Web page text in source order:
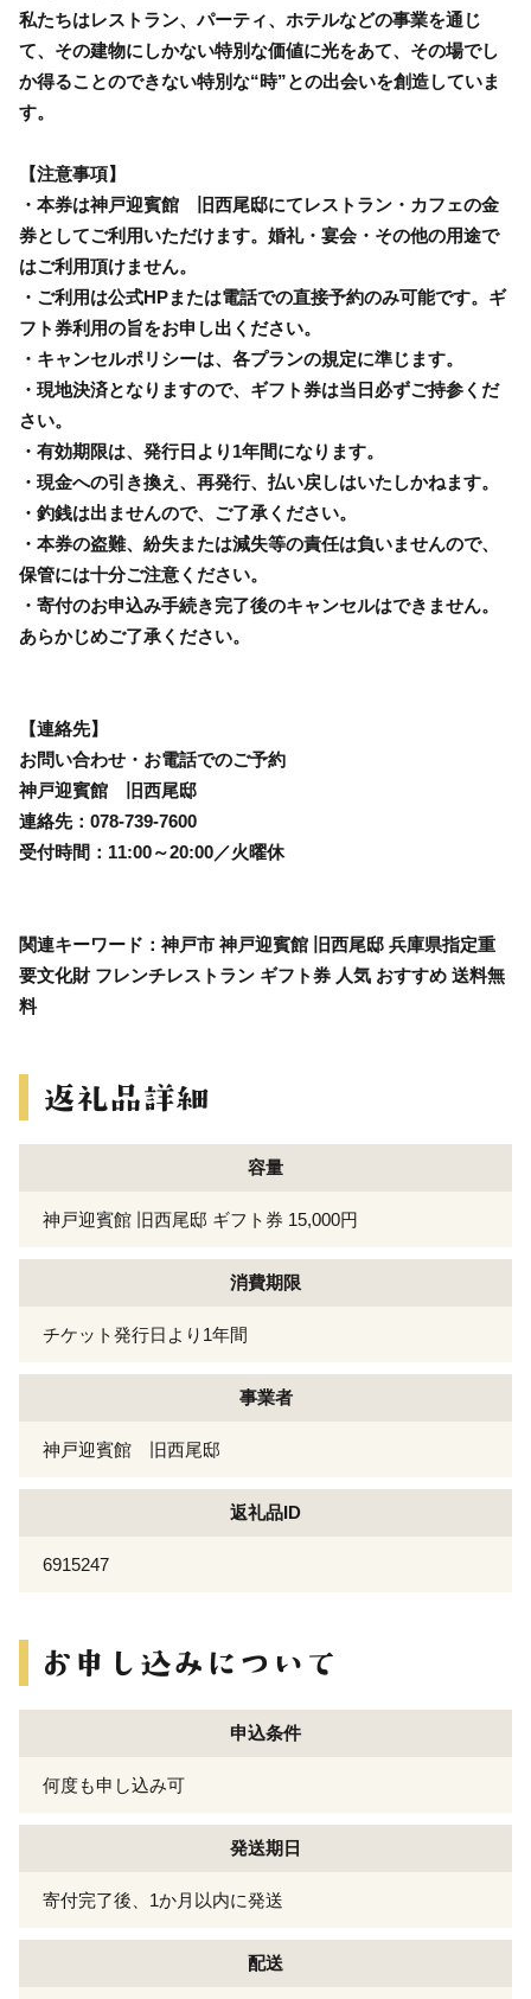
私たちはレストラン、パーティ、ホテルなどの事業を通じ
て、その建物にしかない特別な価値に光をあて、その場でし
か得ることのできない特別な“時”との出会いを創造していま
す。
【注意事項】
・本券は神戸迎賓館 旧西尾邸にてレストラン・カフェの金
券としてご利用いただけます。婚礼・宴会・その他の用途で
はご利用頂けません。
・ご利用は公式HPまたは電話での直接予約のみ可能です。ギ
フト券利用の旨をお申し出ください。
・キャンセルポリシーは、各プランの規定に準じます。
・現地決済となりますので、ギフト券は当日必ずご持参くだ
さい。
・有効期限は、発行日より1年間になります。
・現金への引き換え、再発行、払い戻しはいたしかねます。
・釣銭は出ませんので、ご了承ください。
・本券の盗難、紛失または減失等の責任は負いませんので、
保管には十分ご注意ください。
・寄付のお申込み手続き完了後のキャンセルはできません。
あらかじめご了承ください。
【連絡先】
お問い合わせ・お電話でのご予約
神戸迎賓館 旧西尾邸
連絡先：078-739-7600
受付時間：11:00～20:00／火曜休
関連キーワード：神戸市 神戸迎賓館 旧西尾邸 兵庫県指定重
要文化財 フレンチレストラン ギフト券 人気 おすすめ 送料無
料
容量
神戸迎賓館 旧西尾邸 ギフト券 15,000円
消費期限
チケット発行日より1年間
事業者
神戸迎賓館 旧西尾邸
返礼品ID
6915247
申込条件
何度も申し込み可
発送期日
寄付完了後、1か月以内に発送
配送